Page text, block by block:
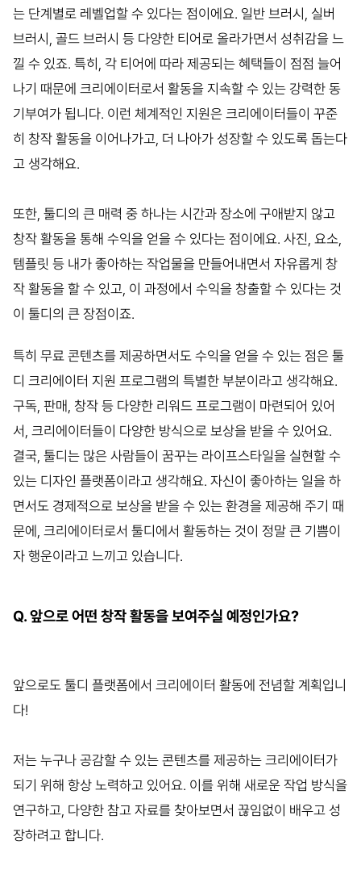
는 단계별로 레벨업할 수 있다는 점이에요. 일반 브러시, 실버
브러시, 골드 브러시 등 다양한 티어로 올라가면서 성취감을 느
낄 수 있죠. 특히, 각 티어에 따라 제공되는 혜택들이 점점 늘어
나기 때문에 크리에이터로서 활동을 지속할 수 있는 강력한 동
기부여가 됩니다. 이런 체계적인 지원은 크리에이터들이 꾸준
히 창작 활동을 이어나가고, 더 나아가 성장할 수 있도록 돕는다
고 생각해요.
또한, 툴디의 큰 매력 중 하나는 시간과 장소에 구애받지 않고
창작 활동을 통해 수익을 얻을 수 있다는 점이에요. 사진, 요소,
템플릿 등 내가 좋아하는 작업물을 만들어내면서 자유롭게 창
작 활동을 할 수 있고, 이 과정에서 수익을 창출할 수 있다는 것
이 툴디의 큰 장점이죠.
특히 무료 콘텐츠를 제공하면서도 수익을 얻을 수 있는 점은 툴
디 크리에이터 지원 프로그램의 특별한 부분이라고 생각해요.
구독, 판매, 창작 등 다양한 리워드 프로그램이 마련되어 있어
서, 크리에이터들이 다양한 방식으로 보상을 받을 수 있어요.
결국, 툴디는 많은 사람들이 꿈꾸는 라이프스타일을 실현할 수
있는 디자인 플랫폼이라고 생각해요. 자신이 좋아하는 일을 하
면서도 경제적으로 보상을 받을 수 있는 환경을 제공해 주기 때
문에, 크리에이터로서 툴디에서 활동하는 것이 정말 큰 기쁨이
자 행운이라고 느끼고 있습니다.
Q. 앞으로 어떤 창작 활동을 보여주실 예정인가요?
앞으로도 툴디 플랫폼에서 크리에이터 활동에 전념할 계획입니
다!
저는 누구나 공감할 수 있는 콘텐츠를 제공하는 크리에이터가
되기 위해 항상 노력하고 있어요. 이를 위해 새로운 작업 방식을
연구하고, 다양한 참고 자료를 찾아보면서 끊임없이 배우고 성
장하려고 합니다.